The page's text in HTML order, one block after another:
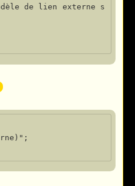
de lien externe s